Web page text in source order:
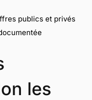
publics et privés
les